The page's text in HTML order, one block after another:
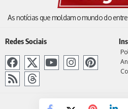
As notícias que moldam o mundo do
Redes Sociais